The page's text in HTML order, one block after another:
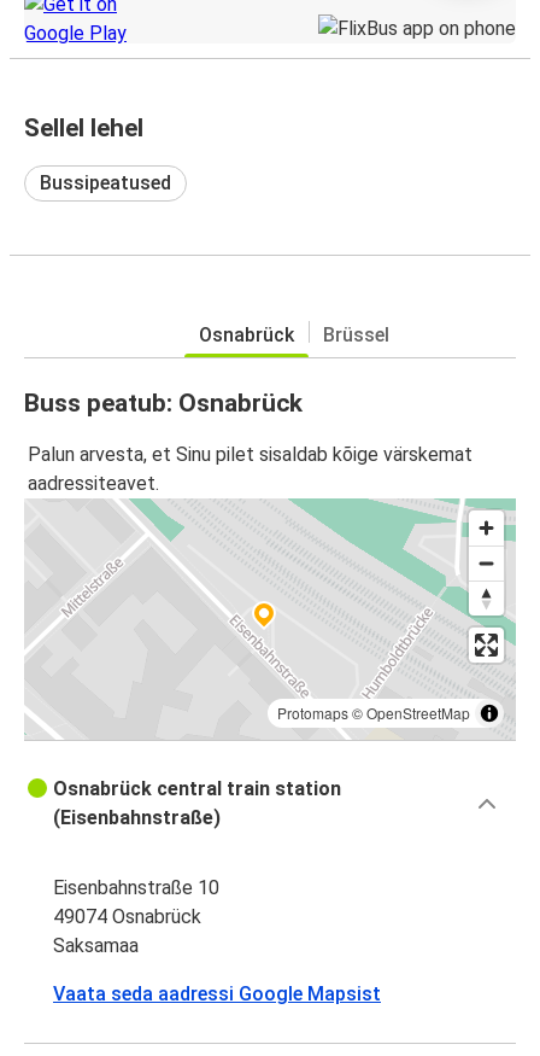
Sellel lehel
Bussipeatused
Osnabrück Brüssel
Buss peatub: Osnabrück
Palun arvesta, et Sinu pilet sisaldab kõige värskemat
aadressiteavet.
Protomaps©OpenStreetMap
Osnabrück central train station
(Eisenbahnstraße)
Eisenbahnstraße 10
49074 Osnabrück
Saksamaa
Vaata seda aadressi Google Mapsist